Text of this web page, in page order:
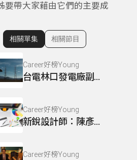
要帶大家藉由它們的主要成
顯示相關單集
相關單集 相關節目
Career好榜Young
台電林口發電廠副廠長：朱記民
Career好榜Young
新銳設計師：陳彥廷
Career好榜Young